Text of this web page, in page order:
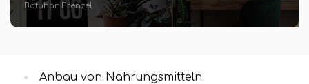
Batuhan Frenzel
Anbau von Nahrungsmitteln